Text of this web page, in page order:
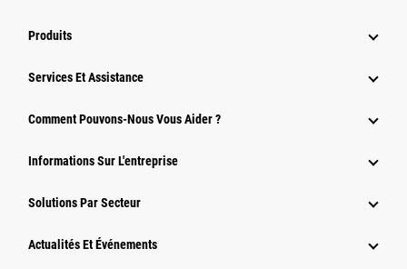
Produits
Services Et Assistance
Comment Pouvons-Nous Vous Aider ?
Informations Sur L'entreprise
Solutions Par Secteur
Actualités Et Événements